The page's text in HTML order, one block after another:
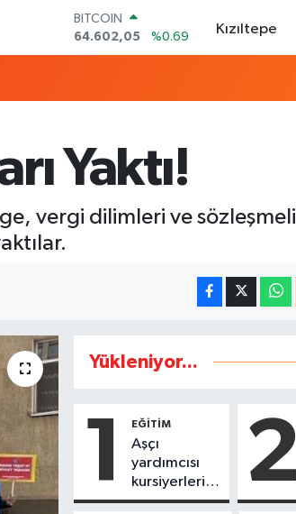
DOLAR
47,6006
%0.06
EURO
BİST100
13.768
%48
Kızıltepe
Yaktı!
vergi dilimleri ve
Yükleniyor...
1 EĞİTİM
Aşçı
yardımcısı
kursiyerleri
eğitimlerini